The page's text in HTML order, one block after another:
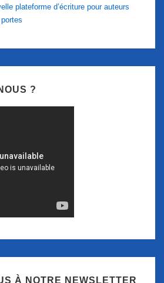
plateforme d’écriture pour auteurs
?
À NOTRE NEWSLETTER